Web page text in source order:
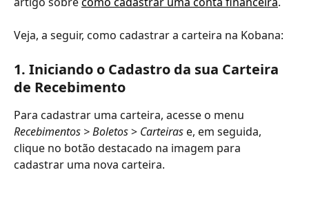
Veja, a seguir, como cadastrar a carteira na Kobana:
1. Iniciando o Cadastro da sua Carteira
de Recebimento
Para cadastrar uma carteira, acesse o menu
Recebimentos > Boletos > Carteiras e, em seguida,
clique no botão destacado na imagem para
cadastrar uma nova carteira.